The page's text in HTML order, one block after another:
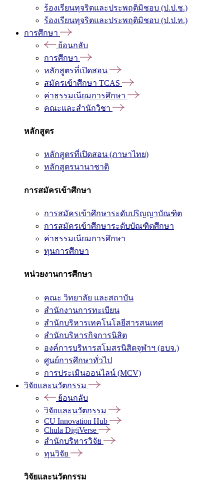
ร้องเรียนทุจริตและประพฤติมิชอบ (ป.ป.ช.)
ร้องเรียนทุจริตและประพฤติมิชอบ (ป.ป.ท.)
การศึกษา
ย้อนกลับ
การศึกษา
หลักสูตรที่เปิดสอน
สมัครเข้าศึกษา TCAS
ค่าธรรมเนียมการศึกษา
คณะและสำนักวิชา
หลักสูตร
หลักสูตรที่เปิดสอน (ภาษาไทย)
หลักสูตรนานาชาติ
การสมัครเข้าศึกษา
การสมัครเข้าศึกษาระดับปริญญาบัณฑิต
การสมัครเข้าศึกษาระดับบัณฑิตศึกษา
ค่าธรรมเนียมการศึกษา
ทุนการศึกษา
หน่วยงานการศึกษา
คณะ วิทยาลัย และสถาบัน
สำนักงานการทะเบียน
สำนักบริหารเทคโนโลยีสารสนเทศ
สำนักบริหารกิจการนิสิต
องค์การบริหารสโมสรนิสิตจุฬาฯ (อบจ.)
ศูนย์การศึกษาทั่วไป
การประเมินออนไลน์ (MCV)
วิจัยและนวัตกรรม
ย้อนกลับ
วิจัยและนวัตกรรม
CU Innovation Hub
Chula DigiVerse
สำนักบริหารวิจัย
ทุนวิจัย
วิจัยและนวัตกรรม